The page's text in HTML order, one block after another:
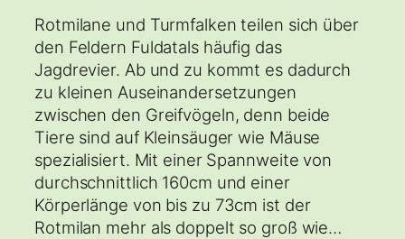
Rotmilane und Turmfalken teilen sich über
den Feldern Fuldatals häufig das
Jagdrevier. Ab und zu kommt es dadurch
zu kleinen Auseinandersetzungen
zwischen den Greifvögeln, denn beide
Tiere sind auf Kleinsäuger wie Mäuse
spezialisiert. Mit einer Spannweite von
durchschnittlich 160cm und einer
Körperlänge von bis zu 73cm ist der
Rotmilan mehr als doppelt so groß wie…